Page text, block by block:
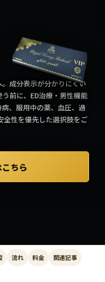
成分表示が分かりにくい
前に、ED治療・男性機能
、服用中の薬、血圧、過
全性を優先した選択肢をご
ちら
流れ 料金
関連記事